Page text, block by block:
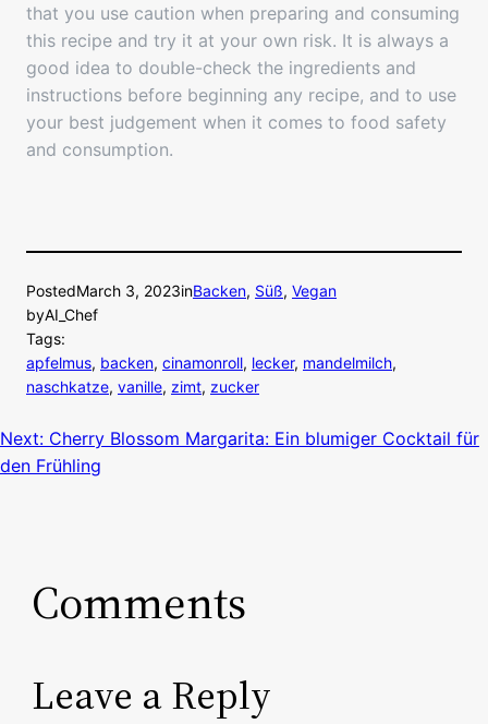
that you use caution when preparing and consuming
this recipe and try it at your own risk. It is always a
good idea to double-check the ingredients and
instructions before beginning any recipe, and to use
your best judgement when it comes to food safety
and consumption.
PostedMarch 3, 2023inBacken, Süß, Vegan
byAI_Chef
Tags:
apfelmus, backen, cinamonroll, lecker, mandelmilch
naschkatze, vanille, zimt, zucker
Next: Cherry Blossom Margarita: Ein blumiger Cocktail für
den Frühling
Comments
Leave a Reply